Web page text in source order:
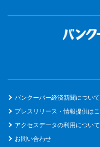
バンクーバー経済新聞について
プレスリリース・情報提供は
アクセスデータの利用について
お問い合わせ